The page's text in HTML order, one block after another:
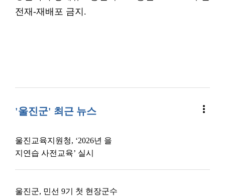
전재-재배포 금지.
'울진군' 최근 뉴스 more_vert
울진교육지원청, ‘2026년 을
지연습 사전교육’ 실시
울진군, 민선 9기 첫 현장군수